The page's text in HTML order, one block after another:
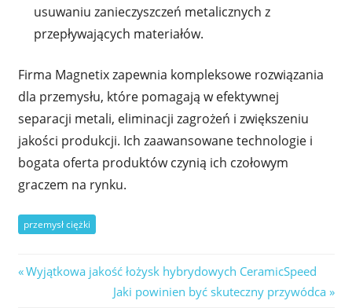
usuwaniu zanieczyszczeń metalicznych z
przepływających materiałów.
Firma Magnetix zapewnia kompleksowe rozwiązania
dla przemysłu, które pomagają w efektywnej
separacji metali, eliminacji zagrożeń i zwiększeniu
jakości produkcji. Ich zaawansowane technologie i
bogata oferta produktów czynią ich czołowym
graczem na rynku.
przemysł ciężki
Nawigacja
Previous
Wyjątkowa jakość łożysk hybrydowych CeramicSpeed
Next
Jaki powinien być skuteczny przywódca